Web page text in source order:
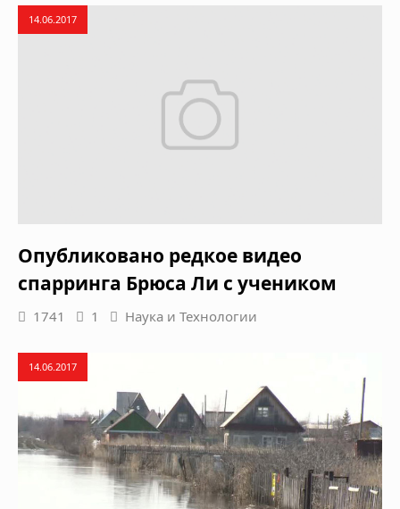
14.06.2017
Опубликовано редкое видео
спарринга Брюса Ли с учеником
1741 1 Наука и Технологии
14.06.2017